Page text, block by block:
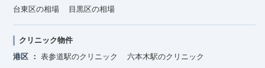
台東区の相場
目黒区の相場
クリニック物件
港区
表参道駅のクリニック
六本木駅のクリニック